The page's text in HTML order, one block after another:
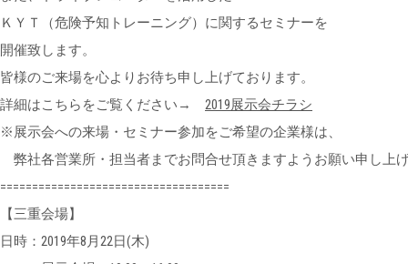
ＫＹＴ（危険予知トレーニング）に関するセミナーを
開催致します。
皆様のご来場を心よりお待ち申し上げております。
詳細はこちらをご覧ください→ 2019展示会チラシ
※展示会への来場・セミナー参加をご希望の企業様は、
弊社各営業所・担当者までお問合せ頂きますようお願い申し上
====================================
【三重会場】
日時：2019年8月22日(木)